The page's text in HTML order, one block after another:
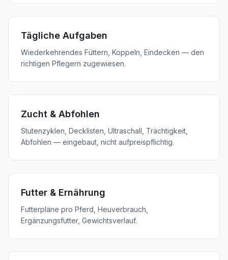
Tägliche Aufgaben
Wiederkehrendes Füttern, Koppeln, Eindecken — den
richtigen Pflegern zugewiesen.
Zucht & Abfohlen
Stutenzyklen, Decklisten, Ultraschall, Trächtigkeit,
Abfohlen — eingebaut, nicht aufpreispflichtig.
Futter & Ernährung
Futterpläne pro Pferd, Heuverbrauch,
Ergänzungsfutter, Gewichtsverlauf.